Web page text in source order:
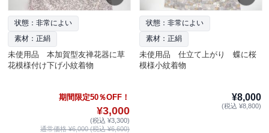
状態：非常によい
素材：正絹
未使用品 本加賀型友禅花器に草
花模様付け下げ小紋着物
期間限定50％OFF！
¥3,000
(税込 ¥3,300)
通常価格 ¥6,000 (税込 ¥6,600)
状態：非常によい
素材：正絹
未使用品 仕立て上がり 蝶に桜
模様小紋着物
¥8,000
(税込 ¥8,800)